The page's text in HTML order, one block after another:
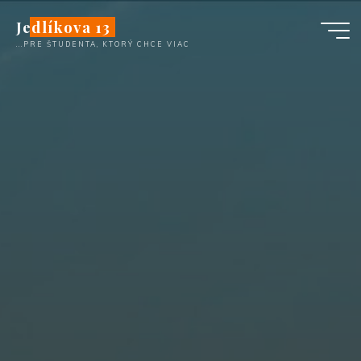
content
Jedlíkova 13
...PRE ŠTUDENTA, KTORÝ CHCE VIAC